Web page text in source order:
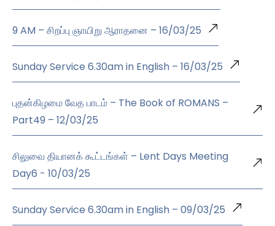
9 AM – சிறப்பு ஞாயிறு ஆராதனை – 16/03/25
Sunday Service 6.30am in English – 16/03/25
புதன்கிழமை வேத பாடம் – The Book of ROMANS –
Part49 – 12/03/25
சிலுவை தியானக் கூட்டங்கள் – Lent Days Meeting
Day6 - 10/03/25
Sunday Service 6.30am in English – 09/03/25